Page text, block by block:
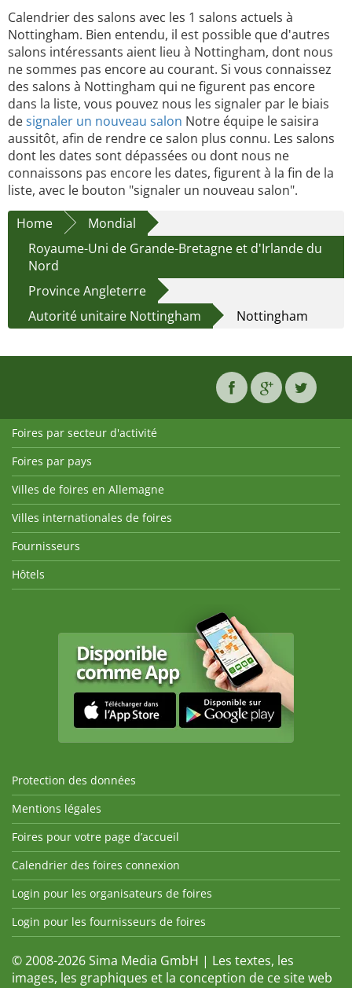
Calendrier des salons avec les 1 salons actuels à
Nottingham. Bien entendu, il est possible que d'autres
salons intéressants aient lieu à Nottingham, dont nous
ne sommes pas encore au courant. Si vous connaissez
des salons à Nottingham qui ne figurent pas encore
dans la liste, vous pouvez nous les signaler par le biais
designaler un nouveau salon Notre équipe le saisira
aussitôt, afin de rendre ce salon plus connu. Les salons
dont les dates sont dépassées ou dont nous ne
connaissons pas encore les dates, figurent à la fin de la
liste, avec le bouton "signaler un nouveau salon".
Home
Mondial
Royaume-Uni de Grande-Bretagne et d'Irlande du
Nord
Province Angleterre
Autorité unitaire Nottingham
Nottingham
Foires par secteur d'activité
Foires par pays
Villes de foires en Allemagne
Villes internationales de foires
Fournisseurs
Hôtels
Protection des données
Mentions légales
Foires pour votre page d’accueil
Calendrier des foires connexion
Login pour les organisateurs de foires
Login pour les fournisseurs de foires
© 2008-2026 Sima Media GmbH | Les textes, les
images, les graphiques et la conception de ce site web